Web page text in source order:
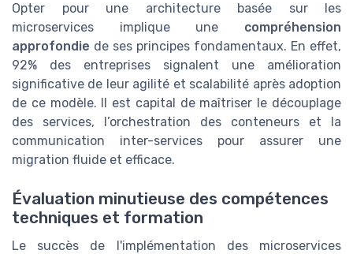
Opter pour une architecture basée sur les
microservices implique une compréhension
approfondie de ses principes fondamentaux. En effet,
92% des entreprises signalent une amélioration
significative de leur agilité et scalabilité après adoption
de ce modèle. Il est capital de maîtriser le découplage
des services, l’orchestration des conteneurs et la
communication inter-services pour assurer une
migration fluide et efficace.
Évaluation minutieuse des compétences
techniques et formation
Le succès de l'implémentation des microservices